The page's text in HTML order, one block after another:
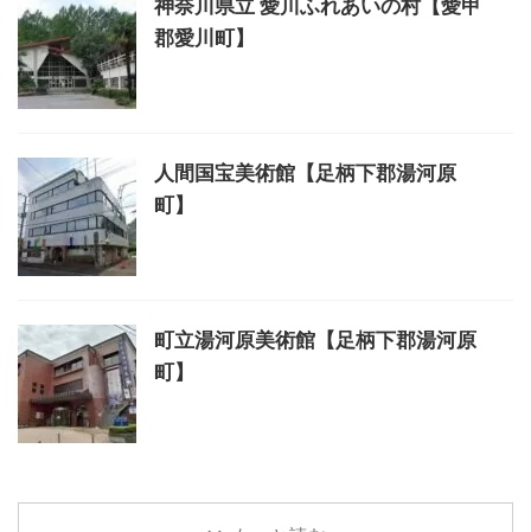
神奈川県立 愛川ふれあいの村【愛甲
郡愛川町】
人間国宝美術館【足柄下郡湯河原
町】
町立湯河原美術館【足柄下郡湯河原
町】